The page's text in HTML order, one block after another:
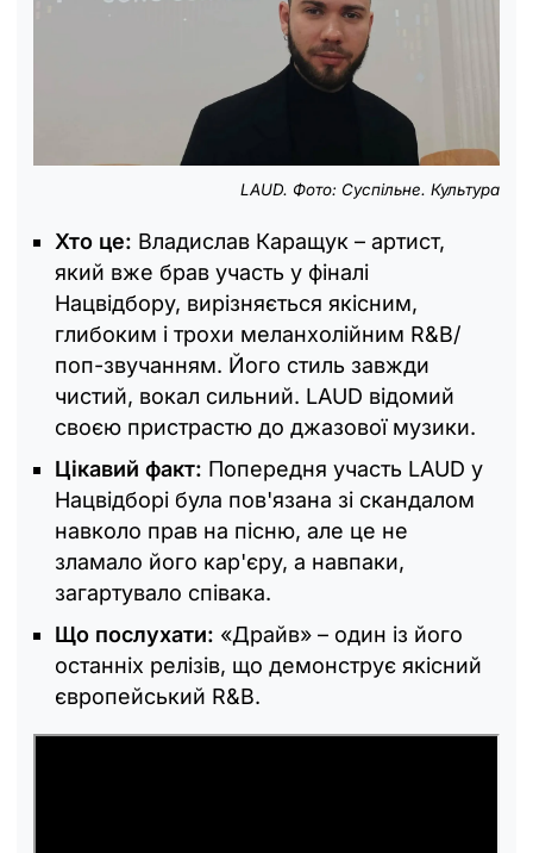
LAUD. Фото: Суспільне. Культура
Хто це: Владислав Каращук – артист,
який вже брав участь у фіналі
Нацвідбору, вирізняється якісним,
глибоким і трохи меланхолійним R&B/
поп-звучанням. Його стиль завжди
чистий, вокал сильний. LAUD відомий
своєю пристрастю до джазової музики.
Цікавий факт: Попередня участь LAUD у
Нацвідборі була пов'язана зі скандалом
навколо прав на пісню, але це не
зламало його кар'єру, а навпаки,
загартувало співака.
Що послухати: «Драйв» – один із його
останніх релізів, що демонструє якісний
європейський R&B.